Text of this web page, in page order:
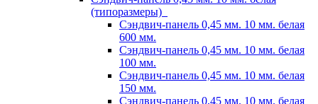
(типоразмеры)
Сэндвич-панель 0,45 мм. 10 мм. белая
600 мм.
Сэндвич-панель 0,45 мм. 10 мм. белая
100 мм.
Сэндвич-панель 0,45 мм. 10 мм. белая
150 мм.
Сэндвич-панель 0,45 мм. 10 мм. белая